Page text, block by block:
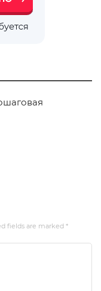
fields are marked *